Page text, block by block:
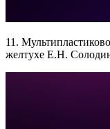
11.
желтухе Е.Н.